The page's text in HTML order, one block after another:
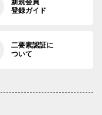
登録ガイド
二要素認証に
ついて